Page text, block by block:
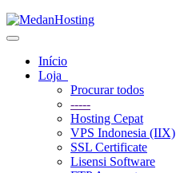
Alternar navegação
Início
Loja
Procurar todos
-----
Hosting Cepat
VPS Indonesia (IIX)
SSL Certificate
Lisensi Software